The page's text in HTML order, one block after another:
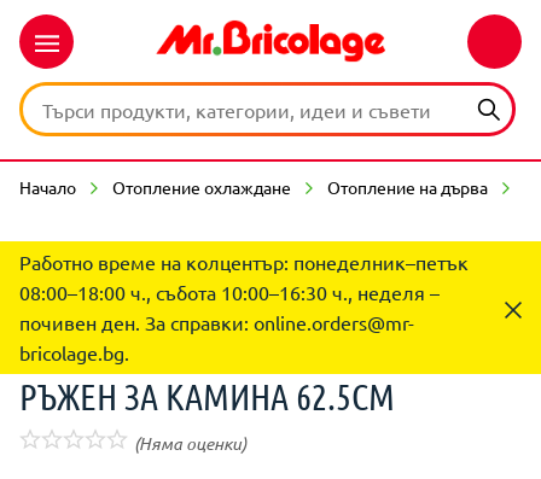
Начало Отопление охлаждане Отопление на дърва
Работно време на колцентър: понеделник–петък
08:00–18:00 ч., събота 10:00–16:30 ч., неделя –
почивен ден. За справки: online.orders@mr-
bricolage.bg.
РЪЖЕН ЗА КАМИНА 62.5CM
(Няма оценки)